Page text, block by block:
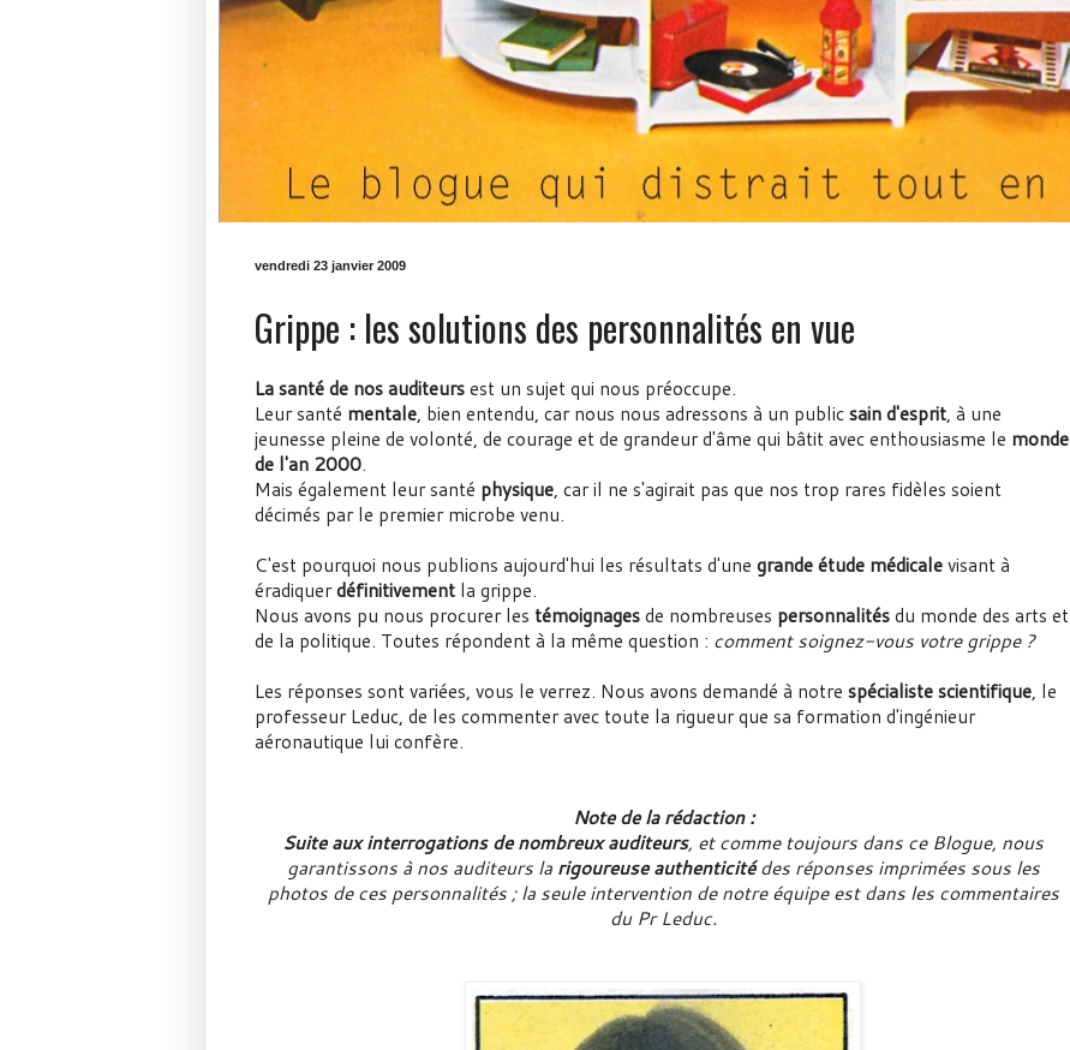
vendredi 23 janvier 2009
Grippe : les solutions des personnalités en vue
La santé de nos auditeursest un sujet qui nous préoccupe.
Leur santé mentale, bien entendu, car nous nous adressons à un publicsain d'esprit, à une
jeunesse pleine de volonté, de courage et de grandeur d'âme qui bâtit avec enthousiasme le monde
de l'an 2000.
Mais également leur santé physique, car il ne s'agirait pas que nos trop rares fidèles soient
décimés par le premier microbe venu.
C'est pourquoi nous publions aujourd'hui les résultats d'une grande étude médicalevisant à
éradiquerdéfinitivement la grippe.
Nous avons pu nous procurer les témoignagesde nombreuses personnalitésdu monde des arts et
de la politique. Toutes répondent à la même question : comment soignez-vous votre grippe ?
Les réponses sont variées, vous le verrez. Nous avons demandé à notre spécialiste scientifique, le
professeur Leduc, de les commenter avec toute la rigueur que sa formation d'ingénieur
aéronautique lui confère.
Note de la rédaction :
Suite aux interrogations de nombreux auditeurs, et comme toujours dans ce Blogue, nous
garantissons à nos auditeurs la rigoureuse authenticitédes réponses imprimées sous les
photos de ces personnalités ; la seule intervention de notre équipe est dans les commentaires
du Pr Leduc.